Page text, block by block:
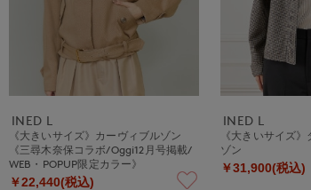
INED L
《大きいサイズ》カーヴィブルゾン
《三尋木奈保コラボ/Oggi12月号掲載/
WEB・POPUP限定カラー》
￥22,440(税込)
INED L
《大きいサイズ
ゾン
￥31,900(税込)